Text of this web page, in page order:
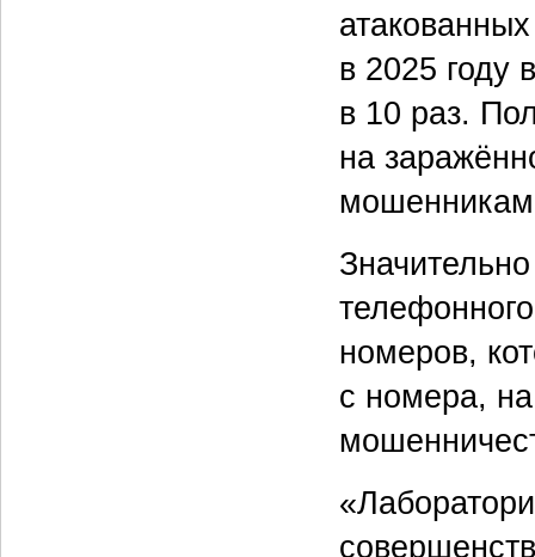
в 2025 году
в 10 раз.
на
мошенникам
номеров,
с номера,